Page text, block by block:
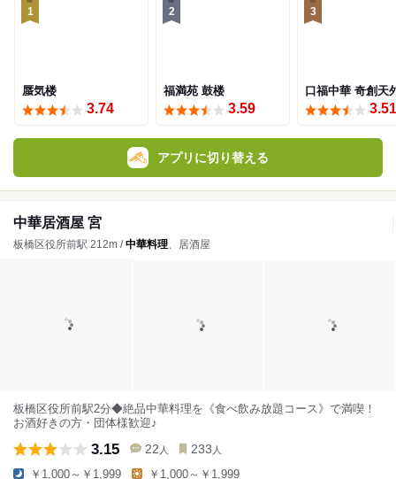
1
蜃気楼
3.74
2
福満苑 鼓楼
3.59
3
口福中華 奇創天
3.51
アプリに切り替える
中華居酒屋 宮
板橋区役所前駅 212m /中華料理、居酒屋
板橋区役所前駅2分◆絶品中華料理を《食べ飲み放題コース》で満喫！
お酒好きの方・団体様歓迎♪
3.15 22 人 233 人
￥1,000～￥1,999 ￥1,000～￥1,999